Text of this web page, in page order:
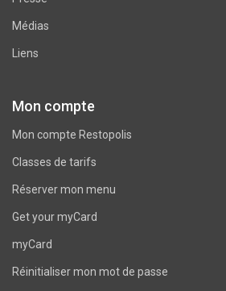
Médias
Liens
Mon compte
Mon compte Restopolis
Classes de tarifs
Réserver mon menu
Get your myCard
myCard
Réinitialiser mon mot de passe